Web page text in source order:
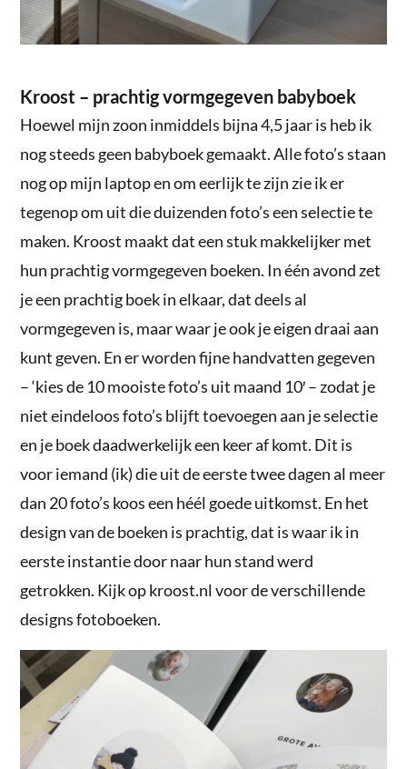
Kroost – prachtig vormgegeven babyboek
Hoewel mijn zoon inmiddels bijna 4,5 jaar is heb ik
nog steeds geen babyboek gemaakt. Alle foto’s staan
nog op mijn laptop en om eerlijk te zijn zie ik er
tegenop om uit die duizenden foto’s een selectie te
maken. Kroost maakt dat een stuk makkelijker met
hun prachtig vormgegeven boeken. In één avond zet
je een prachtig boek in elkaar, dat deels al
vormgegeven is, maar waar je ook je eigen draai aan
kunt geven. En er worden fijne handvatten gegeven
– ‘kies de 10 mooiste foto’s uit maand 10′ – zodat je
niet eindeloos foto’s blijft toevoegen aan je selectie
en je boek daadwerkelijk een keer af komt. Dit is
voor iemand (ik) die uit de eerste twee dagen al meer
dan 20 foto’s koos een héél goede uitkomst. En het
design van de boeken is prachtig, dat is waar ik in
eerste instantie door naar hun stand werd
getrokken. Kijk op kroost.nl voor de verschillende
designs fotoboeken.